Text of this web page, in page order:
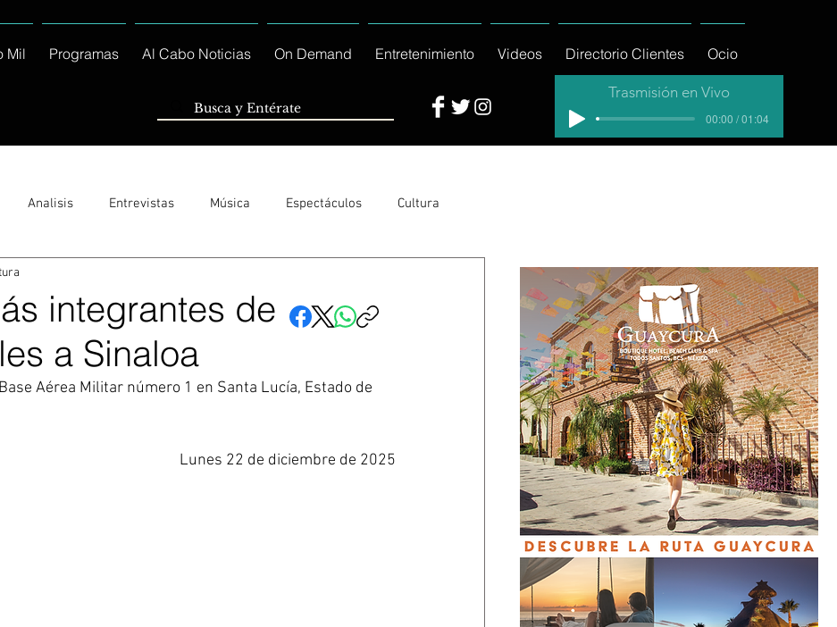
Mil Programas Al Cabo Noticias On Demand Entretenimiento Videos Directorio Clientes Ocio
Trasmisión en Vivo
00:00 / 01:04
Analisis Entrevistas Música Espectáculos Cultura
día
Internacionales Columnas
integrantes de
a Sinaloa
Aérea Militar número 1 en Santa Lucía, Estado de
Lunes 22 de diciembre de 2025